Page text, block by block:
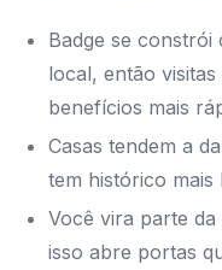
Badge se
local, então
benefícios mais
Casas tendem a
tem histórico mais
Você vira parte
isso abre portas